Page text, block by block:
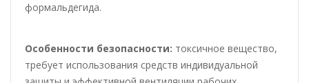
формальдегида.
Особенности безопасности: токсичное вещество,
требует использования средств индивидуальной